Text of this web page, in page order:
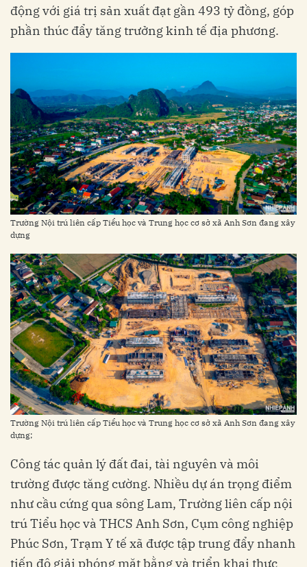
động với giá trị sản xuất đạt gần 493 tỷ đồng, góp
phần thúc đẩy tăng trưởng kinh tế địa phương.
Trường Nội trú liên cấp Tiểu học và Trung học cơ sở xã Anh Sơn đang xây
dựng
Trường Nội trú liên cấp Tiểu học và Trung học cơ sở xã Anh Sơn đang xây
dựng;
Công tác quản lý đất đai, tài nguyên và môi
trường được tăng cường. Nhiều dự án trọng điểm
như cầu cứng qua sông Lam, Trường liên cấp nội
trú Tiểu học và THCS Anh Sơn, Cụm công nghiệp
Phúc Sơn, Trạm Y tế xã được tập trung đẩy nhanh
tiến độ giải phóng mặt bằng và triển khai thực